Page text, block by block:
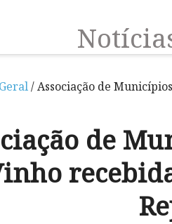
Geral/ Associação de
de